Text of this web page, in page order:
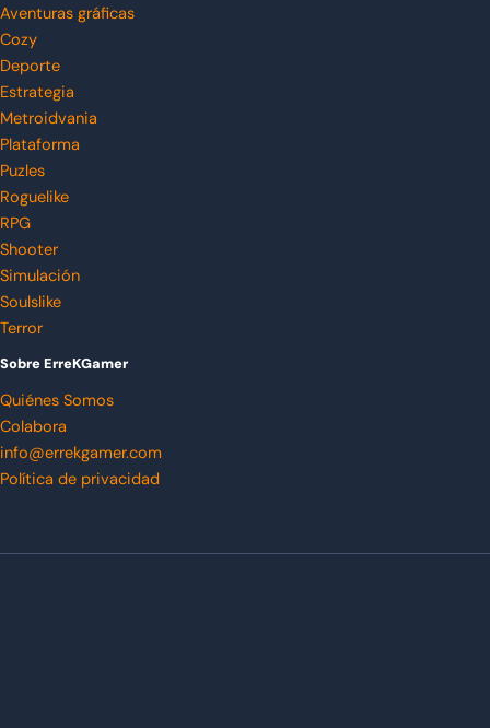
Aventuras gráficas
Cozy
Deporte
Estrategia
Metroidvania
Plataforma
Puzles
Roguelike
RPG
Shooter
Simulación
Soulslike
Terror
Sobre ErreKGamer
Quiénes Somos
Colabora
info@errekgamer.com
Política de privacidad